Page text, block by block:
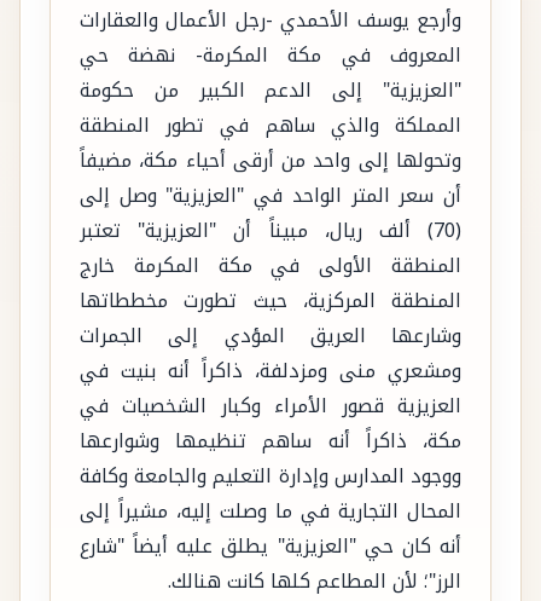
وأرجع يوسف الأحمدي -رجل الأعمال والعقارات
المعروف في مكة المكرمة- نهضة حي
"العزيزية" إلى الدعم الكبير من حكومة
المملكة والذي ساهم في تطور المنطقة
وتحولها إلى واحد من أرقى أحياء مكة، مضيفاً
أن سعر المتر الواحد في "العزيزية" وصل إلى
(70) ألف ريال، مبيناً أن "العزيزية" تعتبر
المنطقة الأولى في مكة المكرمة خارج
المنطقة المركزية، حيث تطورت مخططاتها
وشارعها العريق المؤدي إلى الجمرات
ومشعري منى ومزدلفة، ذاكراً أنه بنيت في
العزيزية قصور الأمراء وكبار الشخصيات في
مكة، ذاكراً أنه ساهم تنظيمها وشوارعها
ووجود المدارس وإدارة التعليم والجامعة وكافة
المحال التجارية في ما وصلت إليه، مشيراً إلى
أنه كان حي "العزيزية" يطلق عليه أيضاً "شارع
الرز"؛ لأن المطاعم كلها كانت هنالك.